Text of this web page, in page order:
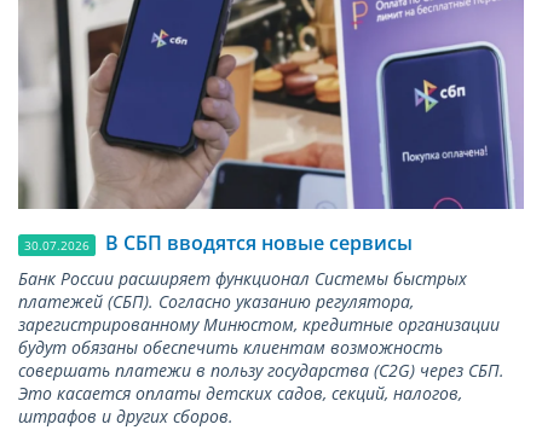
30.07.2026 В СБП вводятся новые сервисы
Банк России расширяет функционал Системы быстрых
платежей (СБП). Согласно указанию регулятора,
зарегистрированному Минюстом, кредитные организации
будут обязаны обеспечить клиентам возможность
совершать платежи в пользу государства (С2G) через СБП.
Это касается оплаты детских садов, секций, налогов,
штрафов и других сборов.